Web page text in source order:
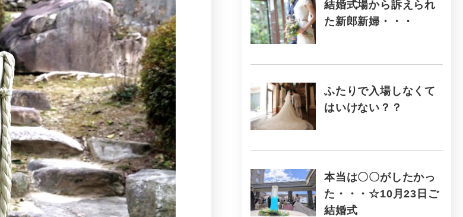
結婚式場から訴えられ
た新郎新婦・・・
ふたりで入場しなくて
はいけない？？
本当は〇〇がしたかっ
た・・・☆10月23日ご
結婚式